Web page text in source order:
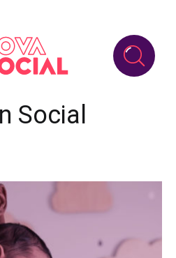
Social